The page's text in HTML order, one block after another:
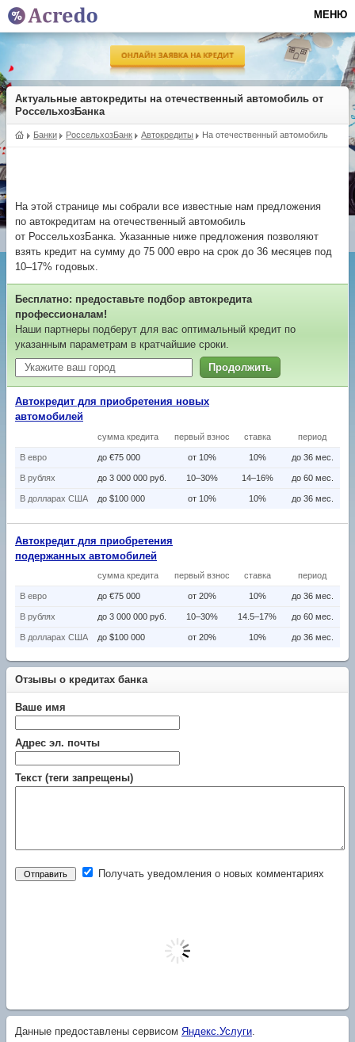
Актуальные автокредиты на отечественный автомобиль от
РоссельхозБанка
Банки РоссельхозБанк Автокредиты На отечественный автомобиль
На этой странице мы собрали все известные нам предложения
по автокредитам на отечественный автомобиль
от РоссельхозБанка. Указанные ниже предложения позволяют
взять кредит на сумму до 75 000 евро на срок до 36 месяцев под
10–17% годовых.
Бесплатно: предоставьте подбор автокредита
профессионалам!
Наши партнеры подберут для вас оптимальный кредит по
указанным параметрам в кратчайшие сроки.
Продолжить
Автокредит для приобретения новых
автомобилей
сумма кредита первый взнос ставка период
В eвро до €75 000 от 10% 10% до 36 мес.
В рублях до 3 000 000 руб. 10–30% 14–16% до 60 мес.
В долларах США до $100 000 от 10% 10% до 36 мес.
Автокредит для приобретения
подержанных автомобилей
сумма кредита первый взнос ставка период
В eвро до €75 000 от 20% 10% до 36 мес.
В рублях до 3 000 000 руб. 10–30% 14.5–17% до 60 мес.
В долларах США до $100 000 от 20% 10% до 36 мес.
Отзывы о кредитах банка
Ваше имя
Адрес эл. почты
Текст (теги запрещены)
Получать уведомления о новых комментариях
Данные предоставлены сервисом Яндекс.Услуги.
МЕНЮ